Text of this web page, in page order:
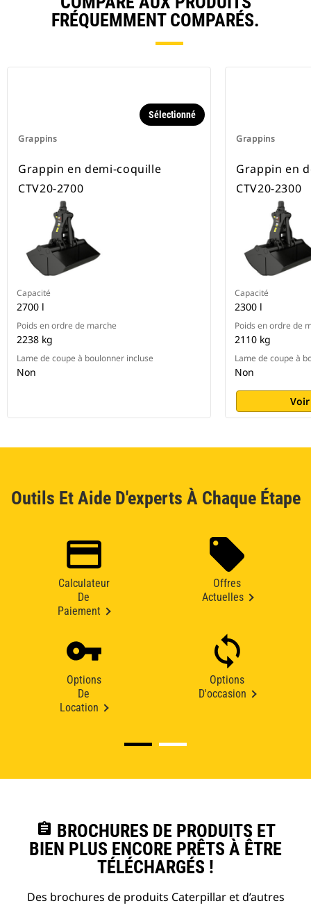
FRÉQUEMMENT COMPARÉS.
Grappins
Sélectionné
Grappin en demi-coquille
CTV20-2700
Capacité
2700 l
Poids en ordre de marche
2238 kg
Lame de coupe à boulonner incluse
Non
Grappins
Grappin en
CTV20-2300
Capacité
2300 l
Poids en ordre de
2110 kg
Lame de coupe à
Non
Outils Et Aide D'experts À Chaque Étape
Calculateur
De
Paiement
Offres
Actuelles
Options
De
Location
Options
D'occasion
assignment BROCHURES DE PRODUITS ET
BIEN PLUS ENCORE PRÊTS À ÊTRE
TÉLÉCHARGÉS !
Des brochures de produits Caterpillar et d’autres